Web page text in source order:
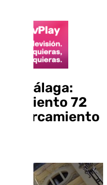
en Málaga:
72
aparcamiento